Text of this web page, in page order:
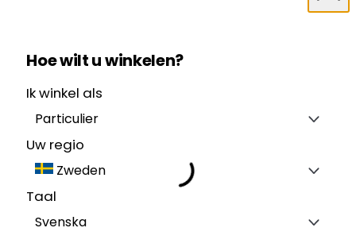
Hoe wilt u winkelen?
Ik winkel als
Particulier
Uw regio
Zweden
Taal
Svenska